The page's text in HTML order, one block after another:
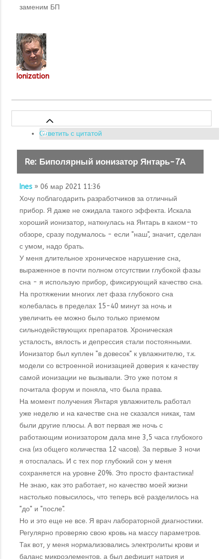
заменим БП
Ionization
Ответить с цитатой
Re: Биполярный ионизатор Янтарь-7А
Ines » 06 мар 2021 11:36
Хочу поблагодарить разработчиков за отличный
прибор. Я даже не ожидала такого эффекта. Искала
хороший ионизатор, наткнулась на Янтарь в каком-то
обзоре, сразу подумалось - если "наш", значит, сделан
с умом, надо брать.
У меня длительное хроническое нарушение сна,
выраженное в почти полном отсутствии глубокой фазы
сна - я использую прибор, фиксирующий качество сна.
На протяжении многих лет фаза глубокого сна
колебалась в пределах 15-40 минут за ночь и
увеличить ее можно было только приемом
сильнодействующих препаратов. Хроническая
усталость, вялость и депрессия стали постоянными.
Ионизатор был куплен "в довесок" к увлажнителю, т.к.
модели со встроенной ионизацией доверия к качеству
самой ионизации не вызывали. Это уже потом я
почитала форум и поняла, что была права.
На момент получения Янтаря увлажнитель работал
уже неделю и на качестве сна не сказался никак, там
были другие плюсы. А вот первая же ночь с
работающим ионизатором дала мне 3,5 часа глубокого
сна (из общего количества 12 часов). За первые 3 ночи
я отоспалась. И с тех пор глубокий сон у меня
сохраняется на уровне 20%. Это просто фантастика!
Не знаю, как это работает, но качество моей жизни
настолько повысилось, что теперь всё разделилось на
"до" и "после".
Но и это еще не все. Я врач лабораторной диагностики.
Регулярно проверяю свою кровь на массу параметров.
Так вот, у меня нормализовались электролиты крови и
баланс микроэлементов, а был дефицит натрия и